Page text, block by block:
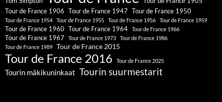
Tour de France 1906 Tour de France 1947 Tour de France 1950
Tour de France 1954 Tour de France 1955 Tour de France 1956 Tour de France 1959
Tour de France 1960 Tour de France 1964 Tour de France 1966
Tour de France 1967 Tour de France 1973
Tour de France 1986
Tour de France 1989
Tour de France 2015
Tour de France 2016 Tour de France 2025
Tourin mäkikuninkaat Tourin suurmestarit